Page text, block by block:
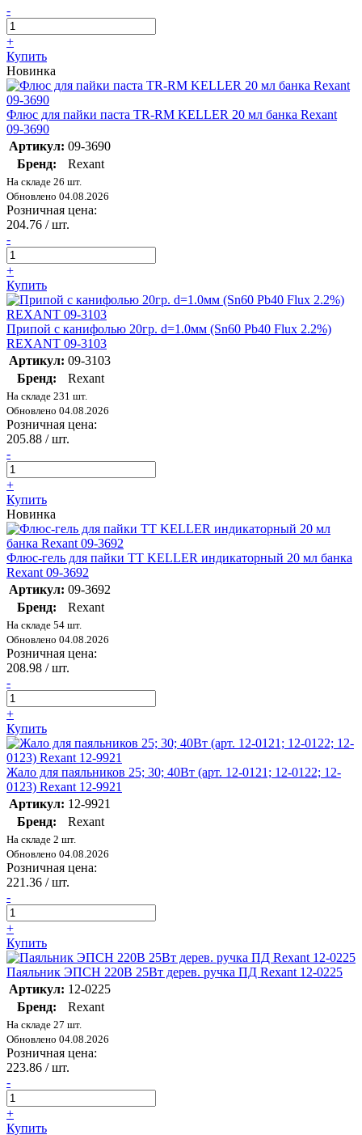
-
+
Купить
Новинка
Флюс для пайки паста TR-RM KELLER 20 мл банка Rexant
09-3690
Артикул: 09-3690
Бренд:
Rexant
На складе 26 шт.
Обновлено 04.08.2026
Розничная цена:
204.76 / шт.
-
+
Купить
Припой с канифолью 20гр. d=1.0мм (Sn60 Pb40 Flux 2.2%)
REXANT 09-3103
Артикул: 09-3103
Бренд:
Rexant
На складе 231 шт.
Обновлено 04.08.2026
Розничная цена:
205.88 / шт.
-
+
Купить
Новинка
Флюс-гель для пайки TT KELLER индикаторный 20 мл банка
Rexant 09-3692
Артикул: 09-3692
Бренд:
Rexant
На складе 54 шт.
Обновлено 04.08.2026
Розничная цена:
208.98 / шт.
-
+
Купить
Жало для паяльников 25; 30; 40Вт (арт. 12-0121; 12-0122; 12-
0123) Rexant 12-9921
Артикул: 12-9921
Бренд:
Rexant
На складе 2 шт.
Обновлено 04.08.2026
Розничная цена:
221.36 / шт.
-
+
Купить
Паяльник ЭПСН 220В 25Вт дерев. ручка ПД Rexant 12-0225
Артикул: 12-0225
Бренд:
Rexant
На складе 27 шт.
Обновлено 04.08.2026
Розничная цена:
223.86 / шт.
-
+
Купить